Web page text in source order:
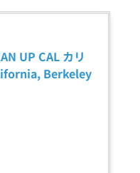
UP CAL カリ
Berkeley